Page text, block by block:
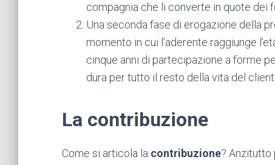
compagnia che li converte in quote dei
Una seconda fase di erogazione della
momento in cui l’aderente raggiunge
cinque anni di partecipazione a forme
dura per tutto il resto della vita del
La contribuzione
Come si articola la contribuzione? Anzitutto